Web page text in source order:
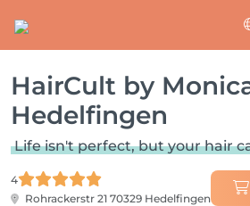
HairCult by
Hedelfingen
Life isn't perfect, but your hair
4
Rohrackerstr 21 70329 Hedelfingen